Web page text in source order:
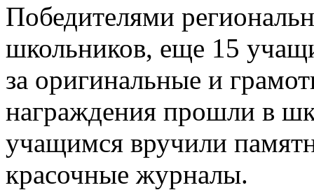
Победителями
школьников, еще 15
за оригинальные и
награждения прошли в
учащимся вручили
красочные журналы.